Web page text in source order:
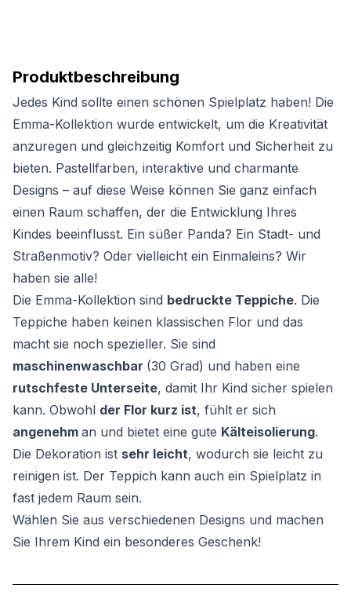
Produktbeschreibung
Jedes Kind sollte einen schönen Spielplatz haben! Die
Emma-Kollektion wurde entwickelt, um die Kreativität
anzuregen und gleichzeitig Komfort und Sicherheit zu
bieten. Pastellfarben, interaktive und charmante
Designs – auf diese Weise können Sie ganz einfach
einen Raum schaffen, der die Entwicklung Ihres
Kindes beeinflusst. Ein süßer Panda? Ein Stadt- und
Straßenmotiv? Oder vielleicht ein Einmaleins? Wir
haben sie alle!
Die Emma-Kollektion sind bedruckte Teppiche. Die
Teppiche haben keinen klassischen Flor und das
macht sie noch spezieller. Sie sind
maschinenwaschbar (30 Grad) und haben eine
rutschfeste Unterseite, damit Ihr Kind sicher spielen
kann. Obwohl der Flor kurz ist, fühlt er sich
angenehm an und bietet eine gute Kälteisolierung.
Die Dekoration ist sehr leicht, wodurch sie leicht zu
reinigen ist. Der Teppich kann auch ein Spielplatz in
fast jedem Raum sein.
Wählen Sie aus verschiedenen Designs und machen
Sie Ihrem Kind ein besonderes Geschenk!